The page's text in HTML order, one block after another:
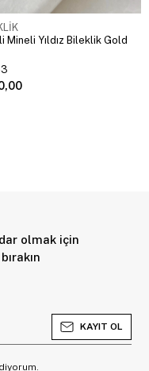
Mineli Yıldız Bileklik Gold
olmak için
KAYIT OL